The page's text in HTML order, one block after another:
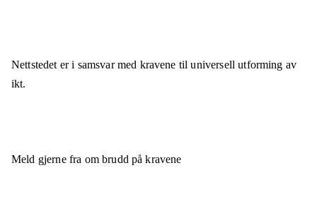
Nettstedet eri samsvarmed kravene til universell utforming av
ikt.
Meld gjerne fra om brudd på kravene